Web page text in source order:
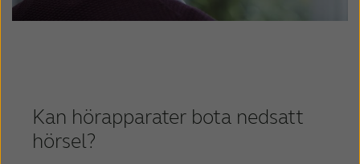
United States Österreich
Kan hörapparater bota nedsatt
hörsel?